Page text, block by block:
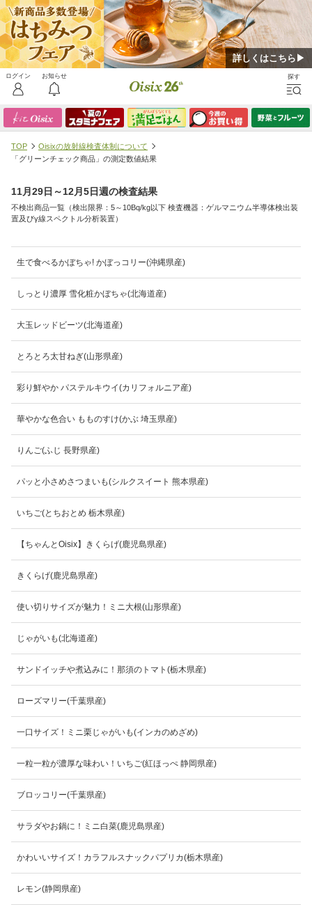
詳しくはこちら▶
TOP
Oisixの放射線検査体制について
「グリーンチェック商品」の測定数値結果
11月29日～12月5日週の検査結果
不検出商品一覧（検出限界：5～10Bq/kg以下 検査機器：ゲルマニウム半導体検出装
置及びγ線スペクトル分析装置）
生で食べるかぼちゃ! かぼっコリー(沖縄県産)
しっとり濃厚 雪化粧かぼちゃ(北海道産)
大玉レッドビーツ(北海道産)
とろとろ太甘ねぎ(山形県産)
彩り鮮やか パステルキウイ(カリフォルニア産)
華やかな色合い もものすけ(かぶ 埼玉県産)
りんご(ふじ 長野県産)
パッと小さめさつまいも(シルクスイート 熊本県産)
いちご(とちおとめ 栃木県産)
【ちゃんとOisix】きくらげ(鹿児島県産)
きくらげ(鹿児島県産)
使い切りサイズが魅力！ミニ大根(山形県産)
じゃがいも(北海道産)
サンドイッチや煮込みに！那須のトマト(栃木県産)
ローズマリー(千葉県産)
一口サイズ！ミニ栗じゃがいも(インカのめざめ)
一粒一粒が濃厚な味わい！いちご(紅ほっぺ 静岡県産)
ブロッコリー(千葉県産)
サラダやお鍋に！ミニ白菜(鹿児島県産)
かわいいサイズ！カラフルスナックパプリカ(栃木県産)
レモン(静岡県産)